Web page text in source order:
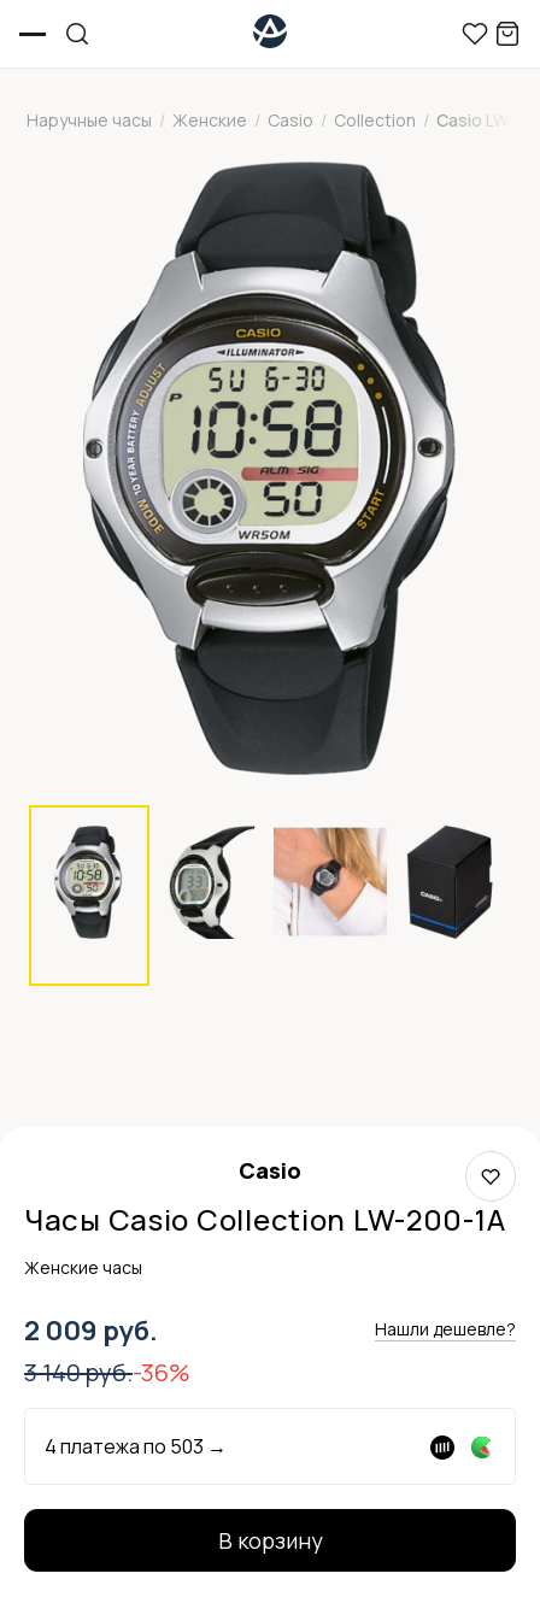
Наручные часы / Женские / Casio / Collection / Casio LW-
Casio
Часы Casio Collection LW-200-1A
Женские часы
2 009 руб. Нашли дешевле?
3 140 руб.-36%
4 платежа по 503 →
В корзину